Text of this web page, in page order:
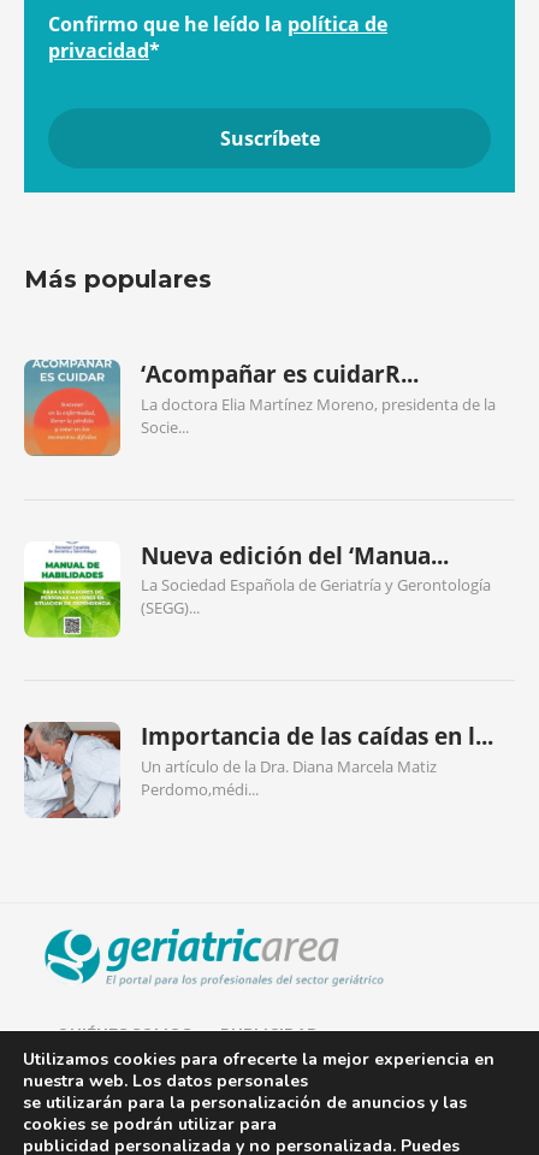
Confirmo que he leído la política de
privacidad*
Más populares
‘Acompañar es cuidarR...
La doctora Elia Martínez Moreno, presidenta de la
Socie...
Nueva edición del ‘Manua...
La Sociedad Española de Geriatría y Gerontología
(SEGG)...
Importancia de las caídas en l...
Un artículo de la Dra. Diana Marcela Matiz
Perdomo,médi...
QUIÉNES SOMOS PUBLICIDAD
AVISO LEGAL
POLÍTICA DE COOKIES
Utilizamos cookies para ofrecerte la mejor experiencia en
nuestra web. Los datos personales
se utilizarán para la personalización de anuncios y las
cookies se podrán utilizar para
publicidad personalizada y no personalizada. Puedes